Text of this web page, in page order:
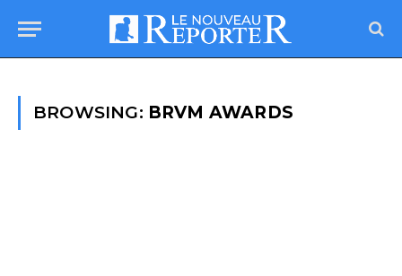
BROWSING: BRVM AWARDS